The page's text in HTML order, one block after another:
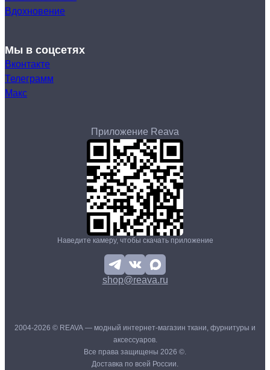
Вдохновение
Мы в соцсетях
Вконтакте
Телеграмм
Макс
Приложение Reava
Наведите камеру, чтобы скачать приложение
shop@reava.ru
2004-2026 © REAVA — модный интернет-магазин ткани, фурнитуры и
аксессуаров.
Все права защищены 2026 ©.
Доставка по всей России.